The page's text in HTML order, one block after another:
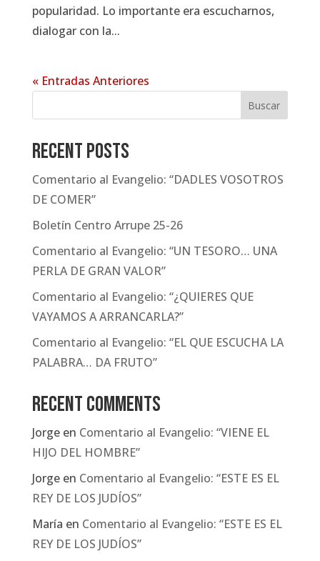
popularidad. Lo importante era escucharnos,
dialogar con la...
« Entradas Anteriores
Buscar
Recent Posts
Comentario al Evangelio: “DADLES VOSOTROS
DE COMER”
Boletín Centro Arrupe 25-26
Comentario al Evangelio: “UN TESORO… UNA
PERLA DE GRAN VALOR”
Comentario al Evangelio: “¿QUIERES QUE
VAYAMOS A ARRANCARLA?”
Comentario al Evangelio: “EL QUE ESCUCHA LA
PALABRA… DA FRUTO”
Recent Comments
Jorgeen Comentario al Evangelio: “VIENE EL
HIJO DEL HOMBRE”
Jorgeen Comentario al Evangelio: “ESTE ES EL
REY DE LOS JUDÍOS”
María en Comentario al Evangelio: “ESTE ES EL
REY DE LOS JUDÍOS”